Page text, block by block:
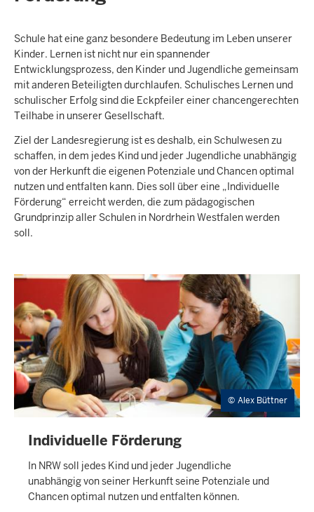
Schule hat eine ganz besondere Bedeutung im Leben unserer
Kinder. Lernen ist nicht nur ein spannender
Entwicklungsprozess, den Kinder und Jugendliche gemeinsam
mit anderen Beteiligten durchlaufen. Schulisches Lernen und
schulischer Erfolg sind die Eckpfeiler einer chancengerechten
Teilhabe in unserer Gesellschaft.
Ziel der Landesregierung ist es deshalb, ein Schulwesen zu
schaffen, in dem jedes Kind und jeder Jugendliche unabhängig
von der Herkunft die eigenen Potenziale und Chancen optimal
nutzen und entfalten kann. Dies soll über eine „Individuelle
Förderung“ erreicht werden, die zum pädagogischen
Grundprinzip aller Schulen in Nordrhein Westfalen werden
soll.
Alex Büttner
Individuelle Förderung
In NRW soll jedes Kind und jeder Jugendliche
unabhängig von seiner Herkunft seine Potenziale und
Chancen optimal nutzen und entfalten können.